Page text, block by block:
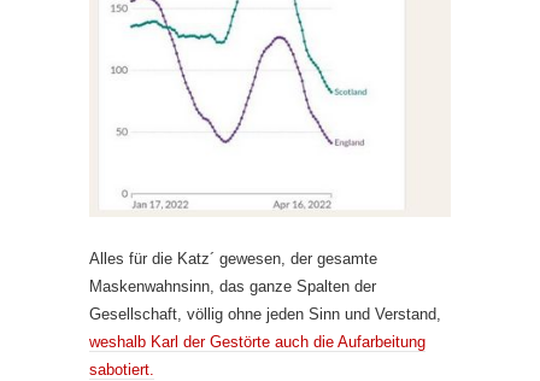
Alles für die Katz´ gewesen, der gesamte
Maskenwahnsinn, das ganze Spalten der
Gesellschaft, völlig ohne jeden Sinn und Verstand,
weshalb Karl der Gestörte auch die Aufarbeitung
sabotiert.